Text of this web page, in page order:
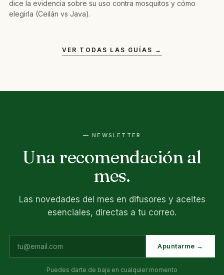
dice la evidencia sobre su uso contra mosquitos y cómo
elegirla (Ceilán vs Java).
VER TODAS LAS GUÍAS →
— NEWSLETTER
Una recomendación al
mes.
Las novedades del mes en difusores y aceites
esenciales, directas a tu correo.
Apuntarme →
Puedes darte de baja en cualquier momento